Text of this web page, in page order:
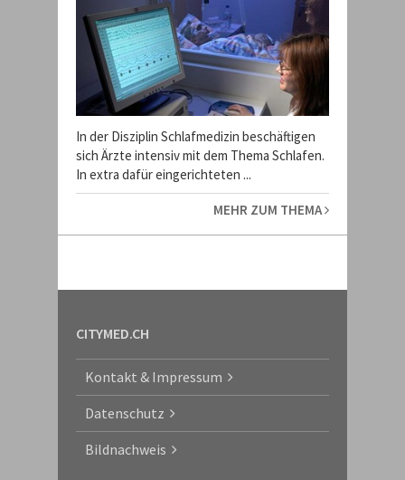
In der Disziplin Schlafmedizin beschäftigen
sich Ärzte intensiv mit dem Thema Schlafen.
In extra dafür eingerichteten ...
MEHR ZUM THEMA
CITYMED.CH
Kontakt & Impressum
Datenschutz
Bildnachweis